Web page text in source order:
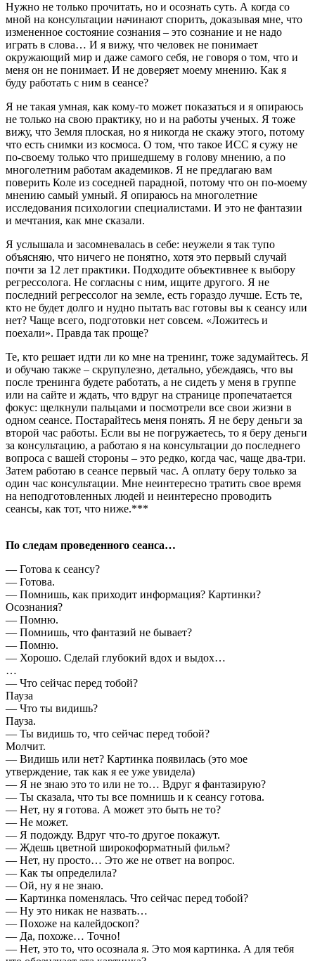
Нужно не только прочитать, но и осознать суть. А когда со
мной на консультации начинают спорить, доказывая мне, что
измененное состояние сознания – это сознание и не надо
играть в слова… И я вижу, что человек не понимает
окружающий мир и даже самого себя, не говоря о том, что и
меня он не понимает. И не доверяет моему мнению. Как я
буду работать с ним в сеансе?
Я не такая умная, как кому-то может показаться и я опираюсь
не только на свою практику, но и на работы ученых. Я тоже
вижу, что Земля плоская, но я никогда не скажу этого, потому
что есть снимки из космоса. О том, что такое ИСС я сужу не
по-своему только что пришедшему в голову мнению, а по
многолетним работам академиков. Я не предлагаю вам
поверить Коле из соседней парадной, потому что он по-моему
мнению самый умный. Я опираюсь на многолетние
исследования психологии специалистами. И это не фантазии
и мечтания, как мне сказали.
Я услышала и засомневалась в себе: неужели я так тупо
объясняю, что ничего не понятно, хотя это первый случай
почти за 12 лет практики. Подходите объективнее к выбору
регрессолога. Не согласны с ним, ищите другого. Я не
последний регрессолог на земле, есть гораздо лучше. Есть те,
кто не будет долго и нудно пытать вас готовы вы к сеансу или
нет? Чаще всего, подготовки нет совсем. «Ложитесь и
поехали». Правда так проще?
Те, кто решает идти ли ко мне на тренинг, тоже задумайтесь. Я
и обучаю также – скрупулезно, детально, убеждаясь, что вы
после тренинга будете работать, а не сидеть у меня в группе
или на сайте и ждать, что вдруг на странице пропечатается
фокус: щелкнули пальцами и посмотрели все свои жизни в
одном сеансе. Постарайтесь меня понять. Я не беру деньги за
второй час работы. Если вы не погружаетесь, то я беру деньги
за консультацию, а работаю я на консультации до последнего
вопроса с вашей стороны – это редко, когда час, чаще два-три.
Затем работаю в сеансе первый час. А оплату беру только за
один час консультации. Мне неинтересно тратить свое время
на неподготовленных людей и неинтересно проводить
сеансы, как тот, что ниже.***
По следам проведенного сеанса…
— Готова к сеансу?
— Готова.
— Помнишь, как приходит информация? Картинки?
Осознания?
— Помню.
— Помнишь, что фантазий не бывает?
— Помню.
— Хорошо. Сделай глубокий вдох и выдох…
…
— Что сейчас перед тобой?
Пауза
— Что ты видишь?
Пауза.
— Ты видишь то, что сейчас перед тобой?
Молчит.
— Видишь или нет? Картинка появилась (это мое
утверждение, так как я ее уже увидела)
— Я не знаю это то или не то… Вдруг я фантазирую?
— Ты сказала, что ты все помнишь и к сеансу готова.
— Нет, ну я готова. А может это быть не то?
— Не может.
— Я подожду. Вдруг что-то другое покажут.
— Ждешь цветной широкоформатный фильм?
— Нет, ну просто… Это же не ответ на вопрос.
— Как ты определила?
— Ой, ну я не знаю.
— Картинка поменялась. Что сейчас перед тобой?
— Ну это никак не назвать…
— Похоже на калейдоскоп?
— Да, похоже… Точно!
— Нет, это то, что осознала я. Это моя картинка. А для тебя